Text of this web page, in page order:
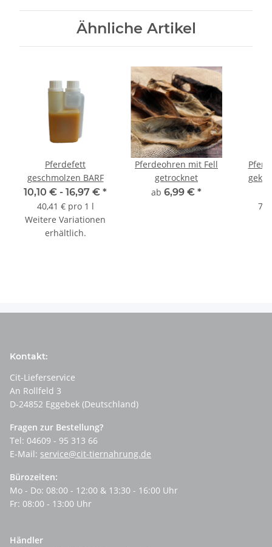
Ähnliche Artikel
Pferdefett
geschmolzen BARF
10,10 € - 16,97 € *
40,41 € pro 1 l
Weitere Variationen
erhältlich.
Pferdeohren mit Fell
getrocknet
ab 6,99 € *
Kontakt:
Cit-Lieferservice
An Rollfeld 3
D-24852 Eggebek (Deutschland)
Fragen zur Bestellung?
Tel: 04609 - 95 313 66
E-Mail: service@cit-tiernahrung.de
Bürozeiten:
Mo - Do: 08:00 - 12:00 & 13:30 - 16:00 Uhr
Fr: 08:00 - 13:00 Uhr
Händler